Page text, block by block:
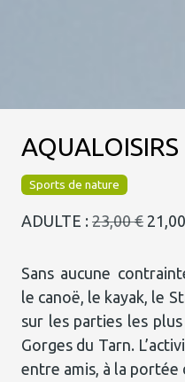
AQUALOISIRS
Sports de nature
ADULTE : 23,00 €
Sans aucune
le canoë, le kayak, le
sur les parties les
Gorges du Tarn.
entre amis, à la portée